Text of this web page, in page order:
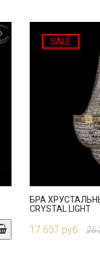
SALE
БРА
CRYSTAL LIGHT
17 657 руб. 25